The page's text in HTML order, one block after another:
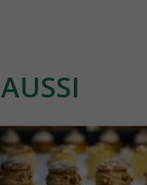
AUSSI